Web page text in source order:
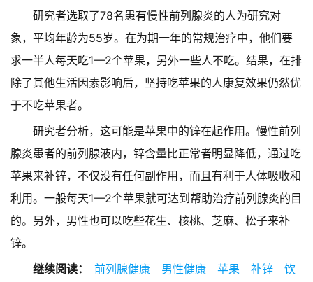
研究者选取了78名患有慢性前列腺炎的人为研究对
象，平均年龄为55岁。在为期一年的常规治疗中，他们要
求一半人每天吃1—2个苹果，另外一些人不吃。结果，在排
除了其他生活因素影响后，坚持吃苹果的人康复效果仍然优
于不吃苹果者。
研究者分析，这可能是苹果中的锌在起作用。慢性前列
腺炎患者的前列腺液内，锌含量比正常者明显降低，通过吃
苹果来补锌，不仅没有任何副作用，而且有利于人体吸收和
利用。一般每天1—2个苹果就可达到帮助治疗前列腺炎的目
的。另外，男性也可以吃些花生、核桃、芝麻、松子来补
锌。
继续阅读：
前列腺健康 男性健康 苹果 补锌
饮